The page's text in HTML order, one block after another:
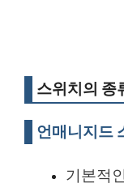
스위치의 종
언매니지드
기본적